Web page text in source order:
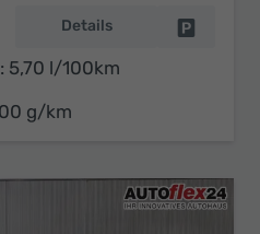
Details
5,70 l/100km
g/km